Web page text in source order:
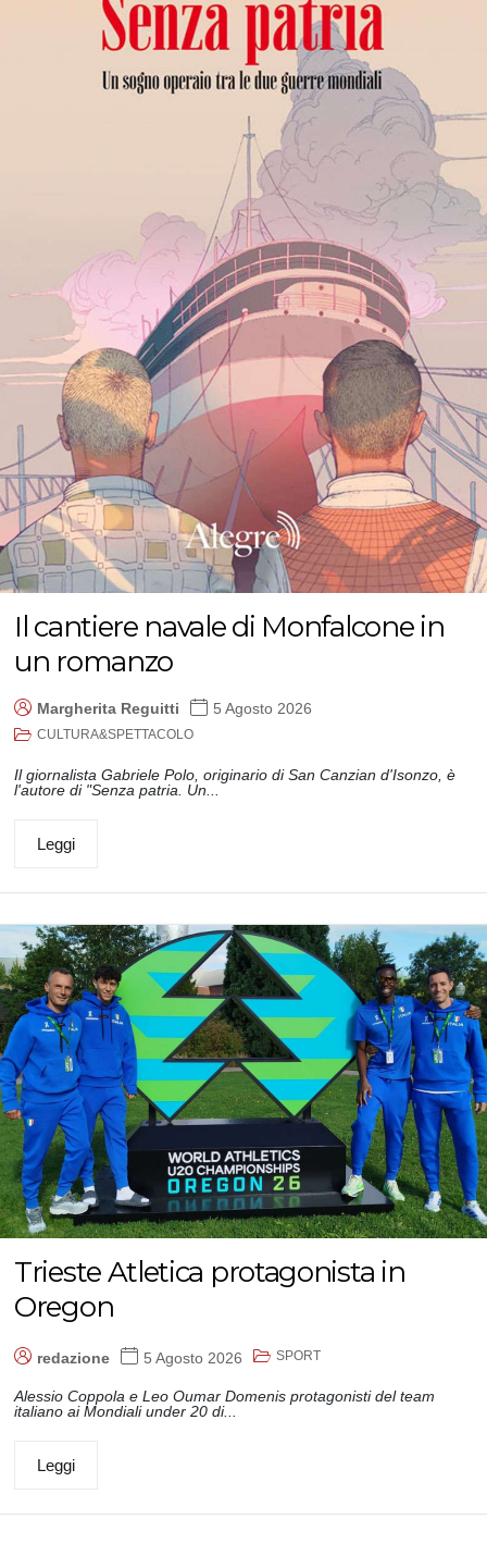
Il cantiere navale di Monfalcone in
un romanzo
Margherita Reguitti 5 Agosto 2026
CULTURA&SPETTACOLO
Il giornalista Gabriele Polo, originario di San Canzian d'Isonzo, è
l'autore di "Senza patria. Un...
Leggi
Trieste Atletica protagonista in
Oregon
redazione 5 Agosto 2026 SPORT
Alessio Coppola e Leo Oumar Domenis protagonisti del team
italiano ai Mondiali under 20 di...
Leggi